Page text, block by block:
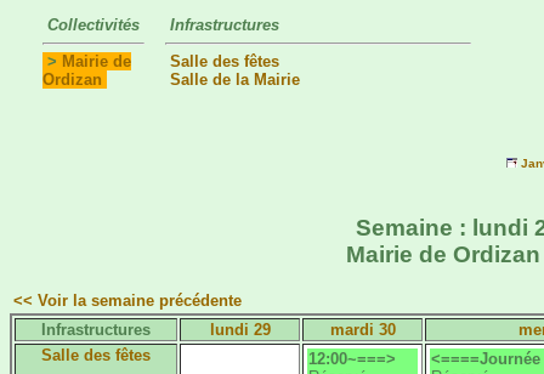
Collectivités
> Mairie de
Ordizan
Infrastructures
Salle des fêtes
Salle de la Mairie
Semaine : lundi
Mairie de
<< Voir la semaine précédente
Infrastructures
lundi 29 mardi 30
Salle des fêtes
12:00~===>